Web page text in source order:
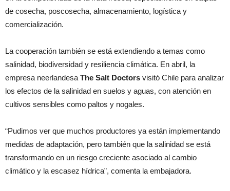
de cosecha, poscosecha, almacenamiento, logística y
comercialización.
La cooperación también se está extendiendo a temas como
salinidad, biodiversidad y resiliencia climática. En abril, la
empresa neerlandesa The Salt Doctors visitó Chile para analizar
los efectos de la salinidad en suelos y aguas, con atención en
cultivos sensibles como paltos y nogales.
“Pudimos ver que muchos productores ya están implementando
medidas de adaptación, pero también que la salinidad se está
transformando en un riesgo creciente asociado al cambio
climático y la escasez hídrica”, comenta la embajadora.